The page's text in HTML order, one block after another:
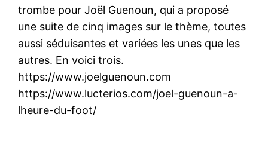
trombe pour Joël Guenoun, qui a proposé
une suite de cinq images sur le thème, toutes
aussi séduisantes et variées les unes que les
autres. En voici trois.
https://www.joelguenoun.com
https://www.lucterios.com/joel-guenoun-a-
lheure-du-foot/